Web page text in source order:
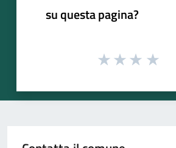
su questa pagina?